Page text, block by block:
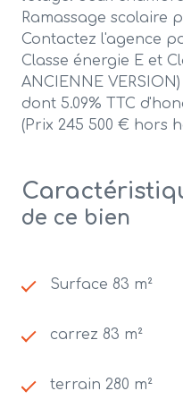
Ramassage scolaire
Contactez l'agence
Classe énergie E et
ANCIENNE
dont 5.09% TTC
(Prix 245 500 € hors
de ce bien
Surface 83 m²
carrez 83 m²
terrain 280 m²